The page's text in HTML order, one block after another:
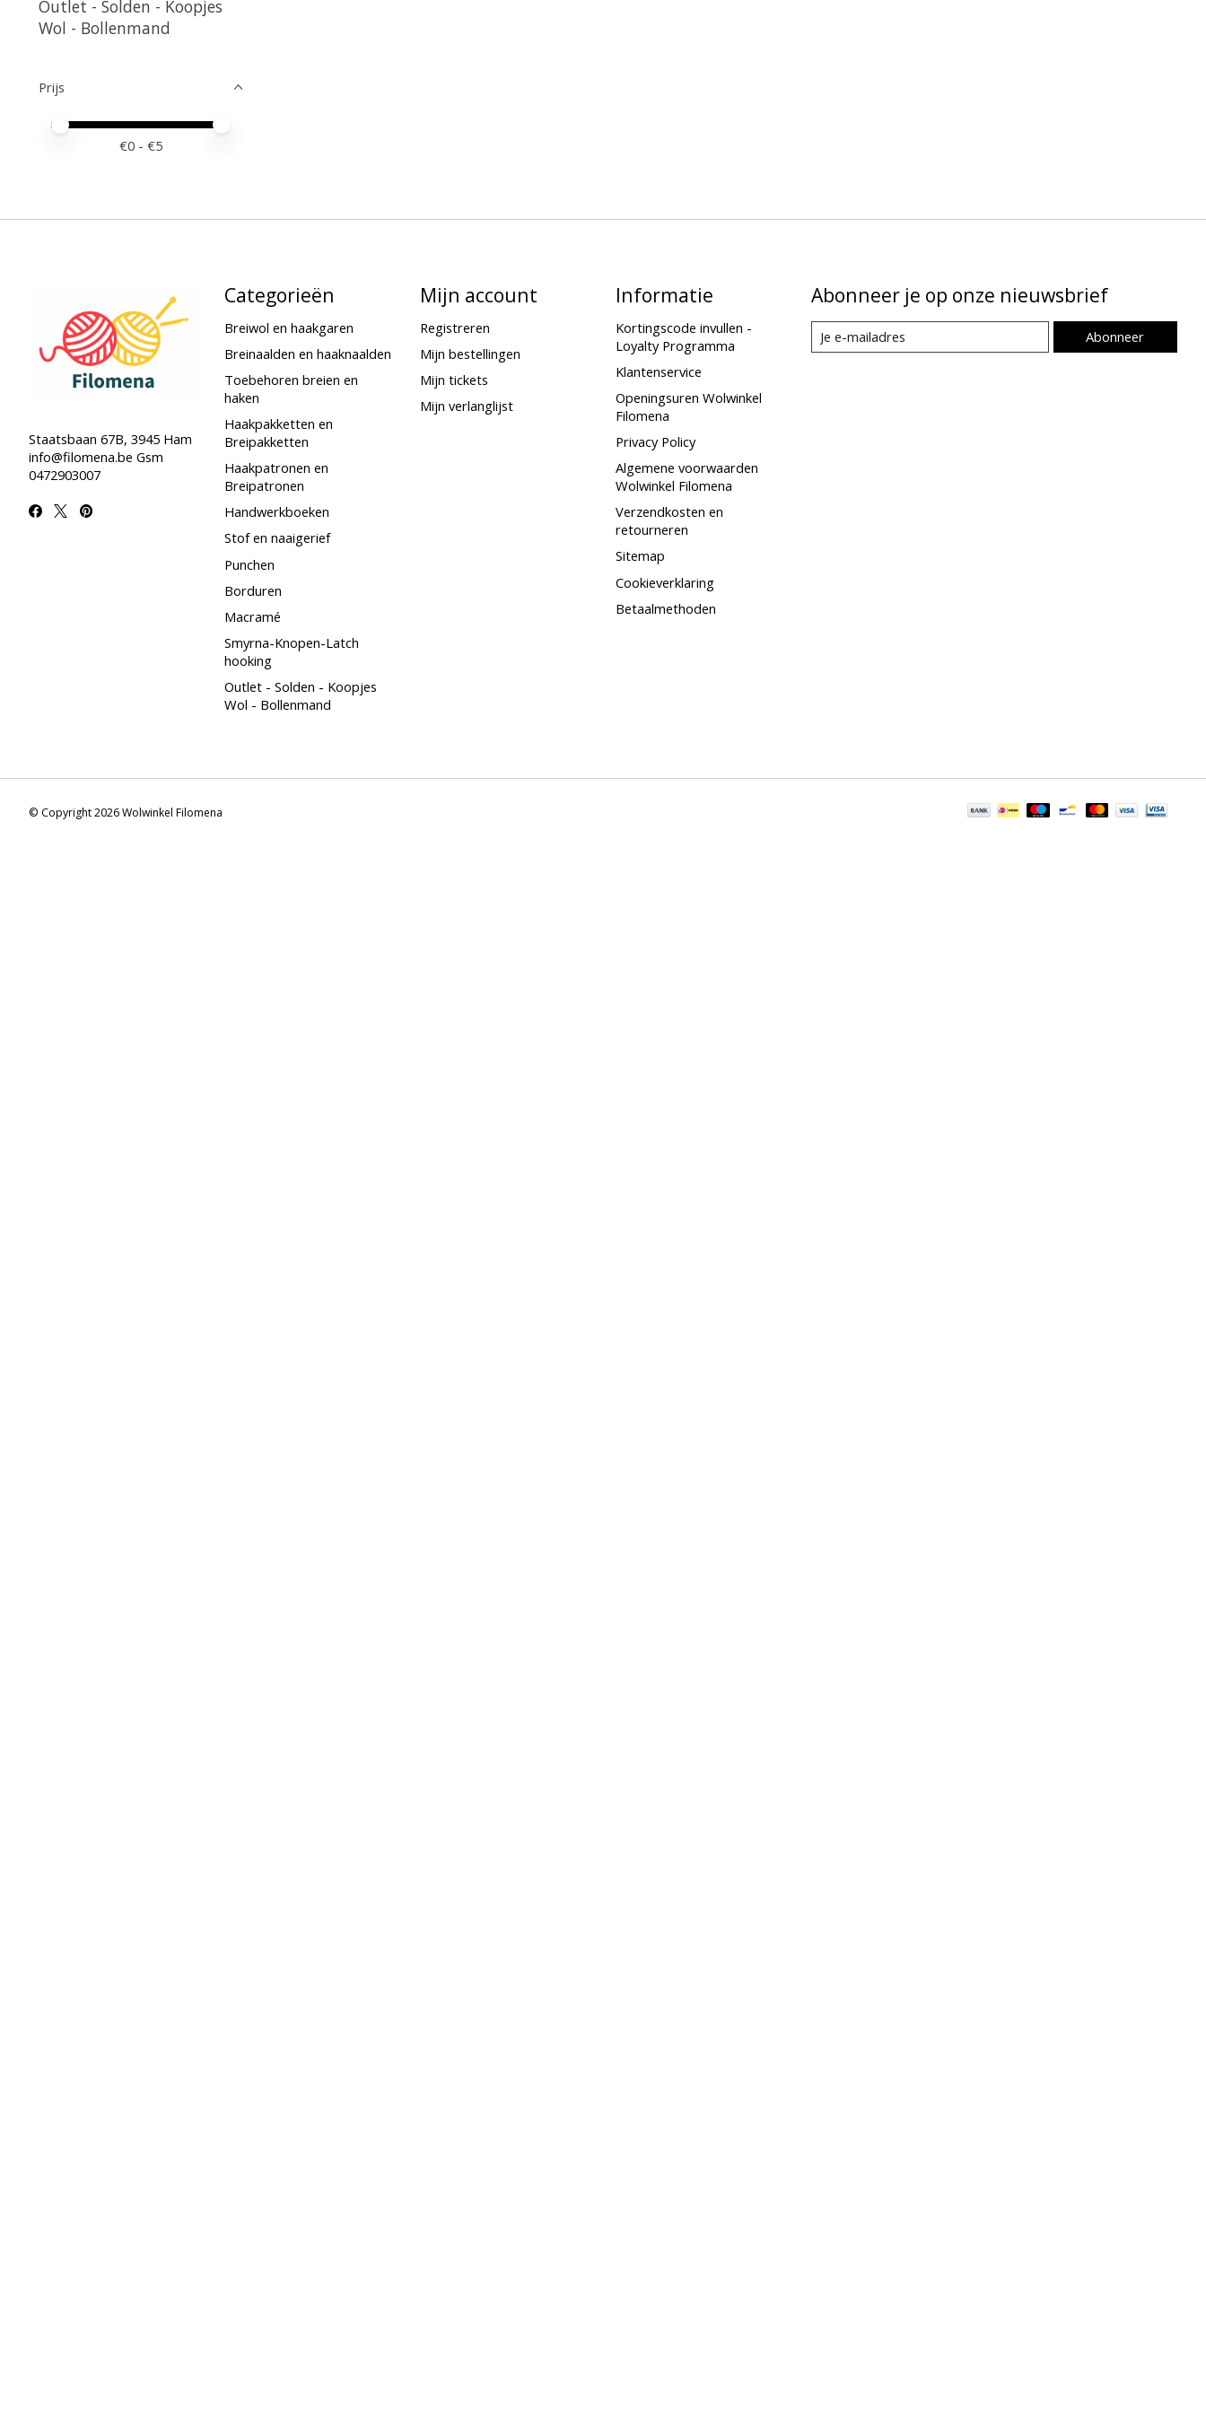
Outlet - Solden - Koopjes
Wol - Bollenmand
Prijs
Minimale prijswaarde
Price maximum value
€0 - €5
Staatsbaan 67B, 3945 Ham
info@filomena.be Gsm
0472903007
Categorieën
Breiwol en haakgaren
Breinaalden en haaknaalden
Toebehoren breien en
haken
Haakpakketten en
Breipakketten
Haakpatronen en
Breipatronen
Handwerkboeken
Stof en naaigerief
Punchen
Borduren
Macramé
Smyrna-Knopen-Latch
hooking
Outlet - Solden - Koopjes
Wol - Bollenmand
Mijn account
Registreren
Mijn bestellingen
Mijn tickets
Mijn verlanglijst
Informatie
Kortingscode invullen -
Loyalty Programma
Klantenservice
Openingsuren Wolwinkel
Filomena
Privacy Policy
Algemene voorwaarden
Wolwinkel Filomena
Verzendkosten en
retourneren
Sitemap
Cookieverklaring
Betaalmethoden
Abonneer je op onze nieuwsbrief
Abonneer
© Copyright 2026 Wolwinkel Filomena